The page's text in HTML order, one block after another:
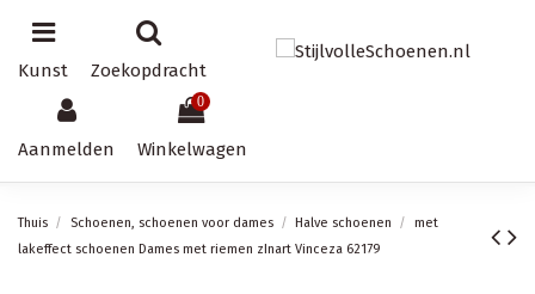
Kunst Zoekopdracht
Aanmelden
0
Winkelwagen
Thuis Schoenen, schoenen voor dames Halve schoenen
met
lakeffect schoenen Dames met riemen zInart Vinceza 62179